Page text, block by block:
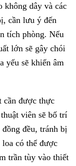
không dây và các
cần lưu ý đến
tích phòng. Nếu
lớn sẽ gây chói
yếu sẽ khiến âm
cần được thực
viên sẽ bố trí
đều, tránh bị
có thể được
trần tùy vào thiết